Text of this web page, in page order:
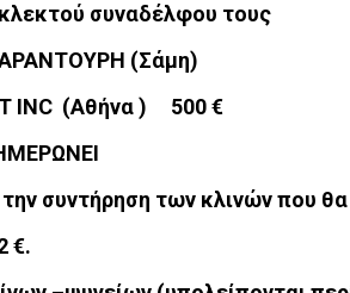
συναδέλφου τους
(Σάμη)
ΙΝC (Αθήνα ) 500 €
συντήρηση των κλινών που
€.